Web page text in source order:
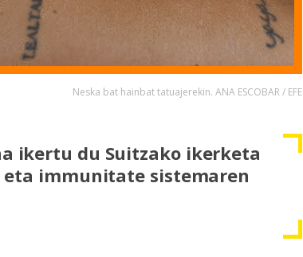
Neska bat hainbat tatuajerekin. ANA ESCOBAR / EFE
ikertu du Suitzako ikerketa
immunitate sistemaren